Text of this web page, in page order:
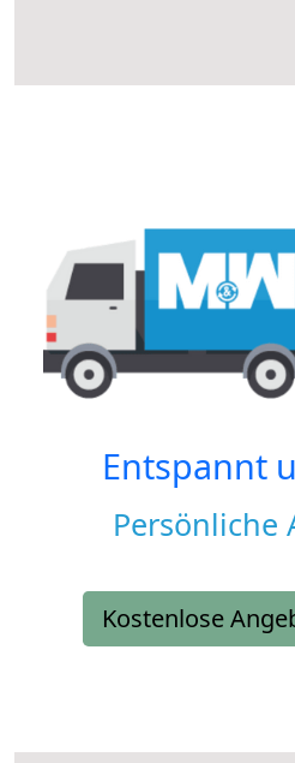
Entspannt
Persönliche
Kostenlose